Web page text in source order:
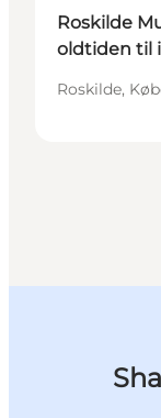
Roskilde
oldtiden til
Roskilde,